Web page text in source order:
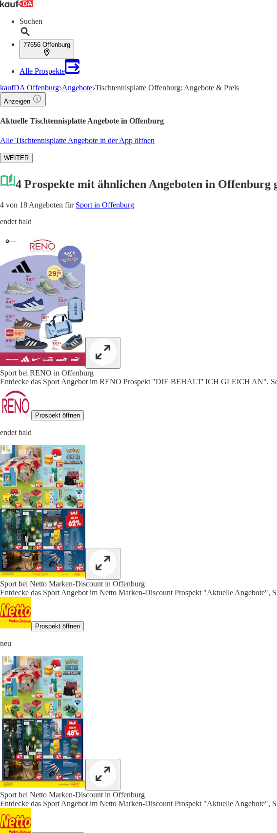
Suchen
77656 Offenburg
Alle Prospekte
kaufDA Offenburg Angebote Tischtennisplatte Offenburg: Angebote & Preis
Anzeigen
Aktuelle Tischtennisplatte Angebote in Offenburg
Alle Tischtennisplatte Angebote in der App öffnen
WEITER
4 Prospekte mit ähnlichen Angeboten in Offenburg
4 von 18 Angeboten für Sport in Offenburg
endet bald
Sport bei RENO in Offenburg
Entdecke das Sport Angebot im RENO Prospekt "DIE BEHALT' ICH GLEICH AN",
Prospekt öffnen
endet bald
Sport bei Netto Marken-Discount in Offenburg
Entdecke das Sport Angebot im Netto Marken-Discount Prospekt "Aktuelle Angebote",
Prospekt öffnen
neu
Sport bei Netto Marken-Discount in Offenburg
Entdecke das Sport Angebot im Netto Marken-Discount Prospekt "Aktuelle Angebote",